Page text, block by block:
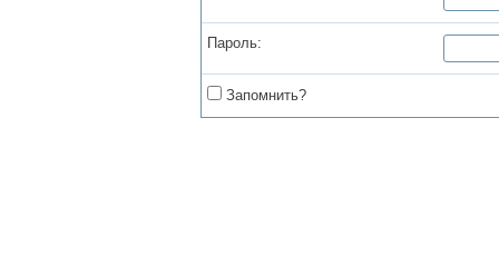
Пароль:
Запомнить?